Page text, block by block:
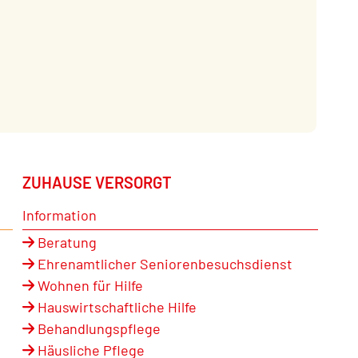
ZUHAUSE VERSORGT
Information
Beratung
Ehrenamtlicher Seniorenbesuchsdienst
Wohnen für Hilfe
Hauswirtschaftliche Hilfe
Behandlungspflege
Häusliche Pflege